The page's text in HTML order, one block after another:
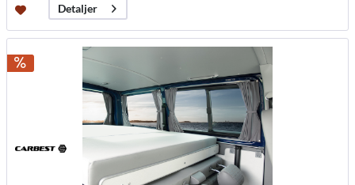
Detaljer